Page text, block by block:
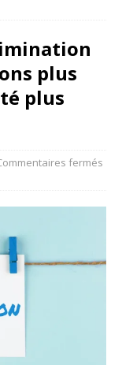
plus
plus
fermés